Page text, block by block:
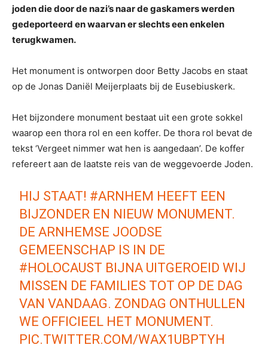
joden die door de nazi’s naar de gaskamers werden
gedeporteerd en waarvan er slechts een enkelen
terugkwamen.
Het monument is ontworpen door Betty Jacobs en staat
op de Jonas Daniël Meijerplaats bij de Eusebiuskerk.
Het bijzondere monument bestaat uit een grote sokkel
waarop een thora rol en een koffer. De thora rol bevat de
tekst ‘Vergeet nimmer wat hen is aangedaan’. De koffer
refereert aan de laatste reis van de weggevoerde Joden.
HIJ STAAT! #ARNHEM HEEFT EEN
BIJZONDER EN NIEUW MONUMENT.
DE ARNHEMSE JOODSE
GEMEENSCHAP IS IN DE
#HOLOCAUST BIJNA UITGEROEID WIJ
MISSEN DE FAMILIES TOT OP DE DAG
VAN VANDAAG. ZONDAG ONTHULLEN
WE OFFICIEEL HET MONUMENT.
PIC.TWITTER.COM/WAX1UBPTYH